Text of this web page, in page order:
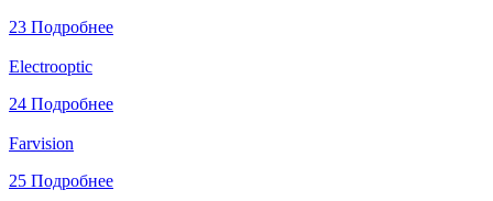
23 Подробнее
Electrooptic
24 Подробнее
Farvision
25 Подробнее